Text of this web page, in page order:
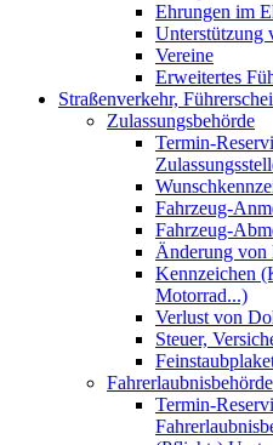
Ehrungen im
Unterstützung
Vereine
Erweitertes
Straßenverkehr,
Zulassungsbehörde
Termin-
Fahrzeug-
Fahrzeug-
Änderung von
Kennzeichen
Motorrad...)
Verlust von
Steuer,
Fahrerlaubnisbehörde
Termin-